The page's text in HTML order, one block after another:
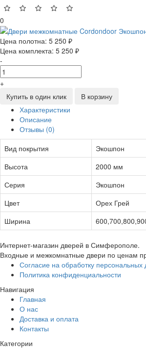
0
Цена полотна: 5 250 ₽
Цена комплекта: 5 250 ₽
-
+
Купить в один клик
В корзину
Характеристики
Описание
Отзывы (0)
Вид покрытия
Экошпон
Высота
2000 мм
Серия
Экошпон
Цвет
Орех Грей
Ширина
Интернет-магазин дверей в Симферополе.
Входные и межкомнатные двери по ценам
Согласие на обработку персональных
Политика конфиденциальности
Навигация
Главная
О нас
Доставка и оплата
Контакты
Категории